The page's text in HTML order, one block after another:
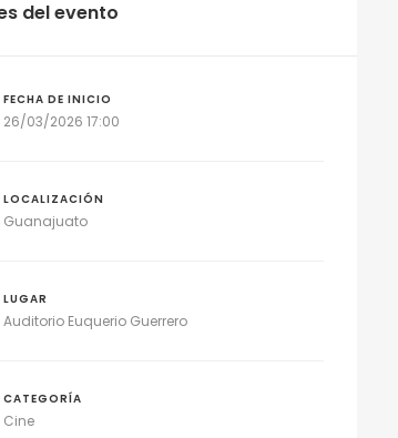
del evento
FECHA DE INICIO
26/03/2026 17:00
LOCALIZACIÓN
Guanajuato
LUGAR
Auditorio Euquerio Guerrero
CATEGORÍA
Cine